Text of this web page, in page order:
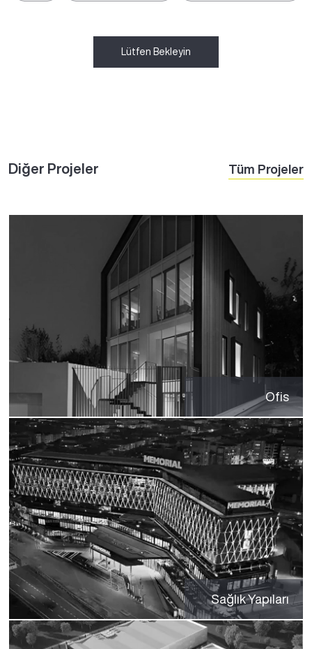
Lütfen Bekleyin
Diğer Projeler Tüm Projeler
Ofis
Sağlık Yapıları